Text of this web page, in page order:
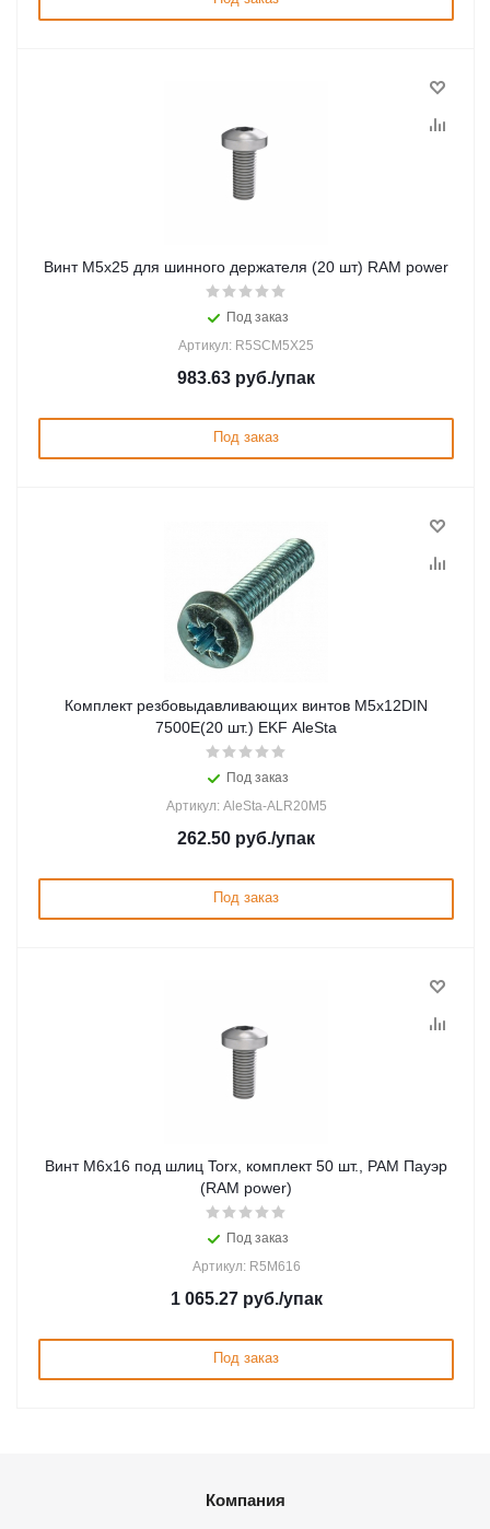
Винт M5x25 для шинного держателя (20 шт) RAM power
Под заказ
Артикул: R5SCM5X25
983.63 руб./упак
Под заказ
Комплект резбовыдавливающих винтов М5х12DIN
7500E(20 шт.) EKF AleSta
Под заказ
Артикул: AleSta-ALR20M5
262.50 руб./упак
Под заказ
Винт М6х16 под шлиц Torx, комплект 50 шт., РАМ Пауэр
(RAM power)
Под заказ
Артикул: R5M616
1 065.27руб./упак
Под заказ
Компания